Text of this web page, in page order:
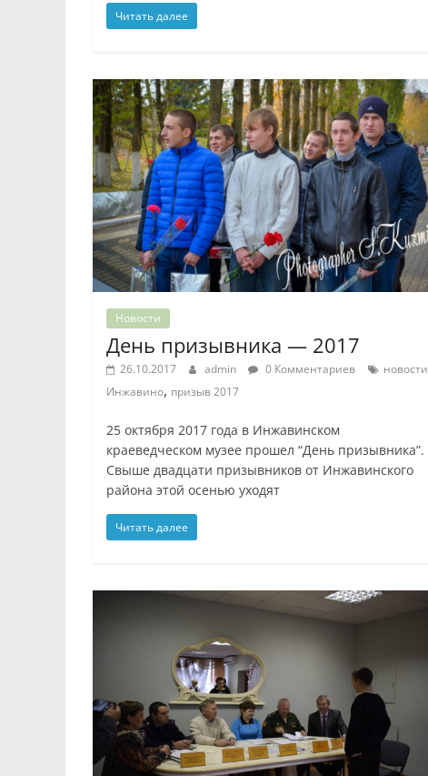
Читать далее
Новости
День призывника — 2017
26.10.2017 admin 0 Комментариев
новости
Инжавино, призыв 2017
25 октября 2017 года в Инжавинском
краеведческом музее прошел “День призывника”.
Свыше двадцати призывников от Инжавинского
района этой осенью уходят
Читать далее